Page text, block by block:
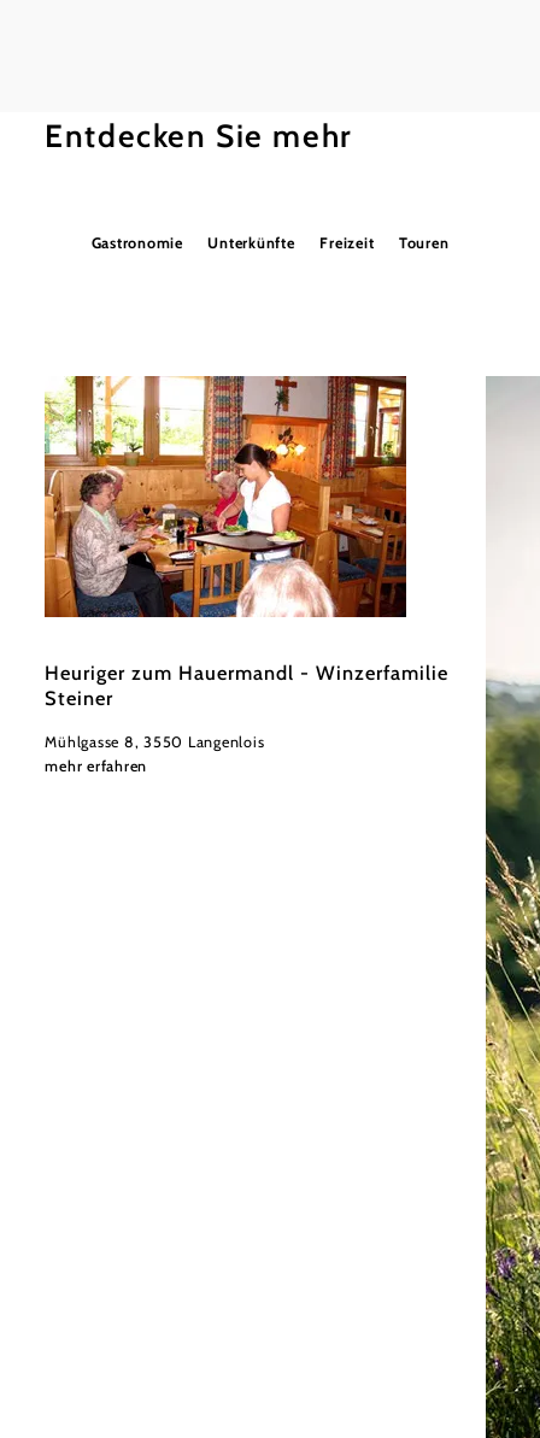
Entdecken Sie mehr
Gastronomie Unterkünfte Freizeit Touren
Heuriger zum Hauermandl - Winzerfamilie
Steiner
Mühlgasse 8, 3550 Langenlois
mehr erfahren